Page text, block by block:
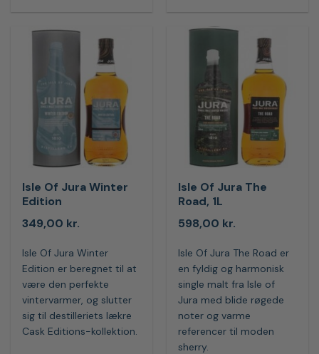
Isle Of Jura Winter
Edition
349,00 kr.
Isle Of Jura Winter
Edition er beregnet til at
være den perfekte
vintervarmer, og slutter
sig til destilleriets lækre
Cask Editions-kollektion.
Isle Of Jura The
Road, 1L
598,00 kr.
Isle Of Jura The Road er
en fyldig og harmonisk
single malt fra Isle of
Jura med blide røgede
noter og varme
referencer til moden
sherry.